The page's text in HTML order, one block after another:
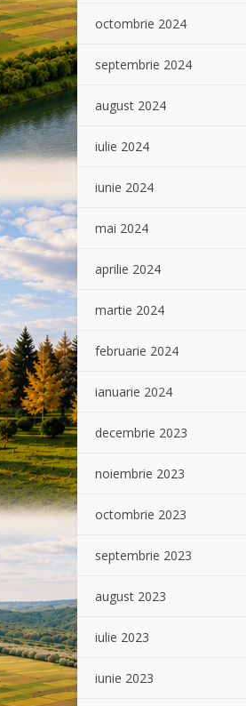
octombrie 2024
septembrie 2024
august 2024
iulie 2024
iunie 2024
mai 2024
aprilie 2024
martie 2024
februarie 2024
ianuarie 2024
decembrie 2023
noiembrie 2023
octombrie 2023
septembrie 2023
august 2023
iulie 2023
iunie 2023